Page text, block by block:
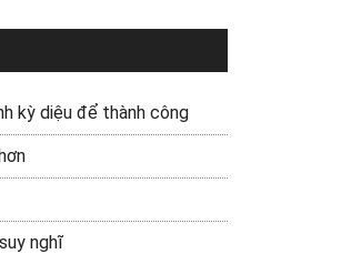
kỳ diệu để thành công
nghĩ